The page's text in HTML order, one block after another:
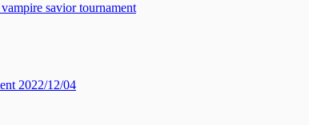
savior tournament
2022/12/04